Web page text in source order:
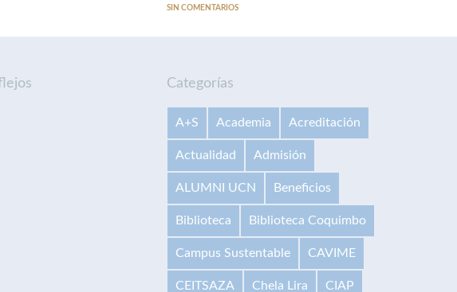
SIN COMENTARIOS
Categorías
A+S Academia Acreditación
Actualidad Admisión
ALUMNI UCN Beneficios
Biblioteca Biblioteca Coquimbo
Campus Sustentable CAVIME
CEITSAZA Chela Lira CIAP